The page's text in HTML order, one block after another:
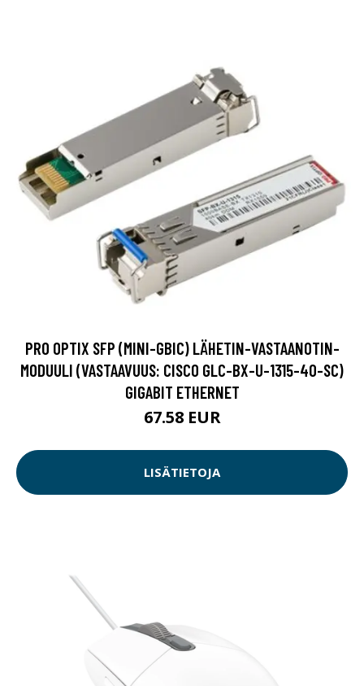
PRO OPTIX SFP (MINI-GBIC) LÄHETIN-VASTAANOTIN-
MODUULI (VASTAAVUUS: CISCO GLC-BX-U-1315-40-SC)
GIGABIT ETHERNET
67.58 EUR
LISÄTIETOJA